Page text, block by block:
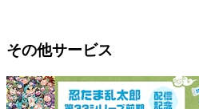
その他サービス